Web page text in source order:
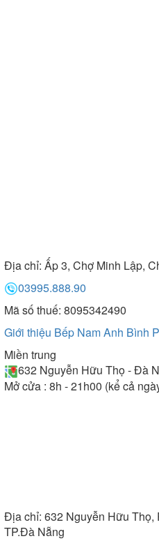
Địa chỉ: Ấp 3, Chợ Minh Lập,
03995.888.90
Mã số thuế: 8095342490
Giới thiệu Bếp Nam Anh Bình
Miền trung
632 Nguyễn Hữu Thọ - Đà
Mở cửa : 8h - 21h00 (kể cả
Địa chỉ: 632 Nguyễn Hữu Thọ,
TP.Đà Nẵng